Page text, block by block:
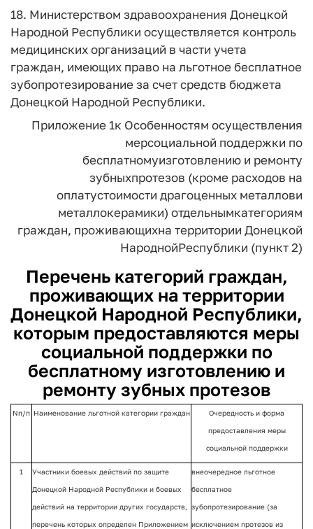
18. Министерством здравоохранения Донецкой
Народной Республики осуществляется контроль
медицинских организаций в части учета
граждан, имеющих право на льготное бесплатное
зубопротезирование за счет средств бюджета
Донецкой Народной Республики.
Приложение 1к Особенностям осуществления
мерсоциальной поддержки по
бесплатномуизготовлению и ремонту
зубныхпротезов (кроме расходов на
оплатустоимости драгоценных металлови
металлокерамики) отдельнымкатегориям
граждан, проживающихна территории Донецкой
НароднойРеспублики (пункт 2)
Перечень категорий граждан,
проживающих на территории
Донецкой Народной Республики,
которым предоставляются меры
социальной поддержки по
бесплатному изготовлению и
ремонту зубных протезов
Nп/п Наименование льготной категории граждан Очередность и форма
предоставления меры
социальной поддержки
1 Участники боевых действий по защите
Донецкой Народной Республики и боевых
действий на территории других государств,
перечень которых определен Приложением
внеочередное льготное
бесплатное
зубопротезирование (за
исключением протезов из